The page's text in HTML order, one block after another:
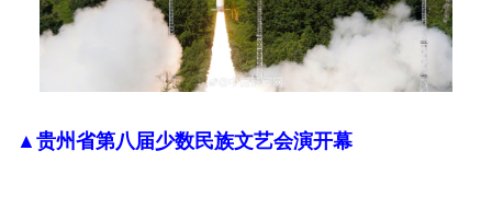
▲贵州省第八届少数民族文艺会演开幕